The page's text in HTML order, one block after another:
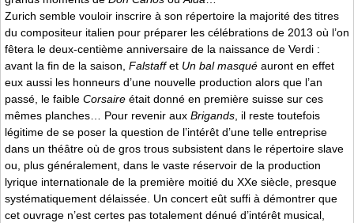
Zurich semble vouloir inscrire à son répertoire la majorité des titres
du compositeur italien pour préparer les célébrations de 2013 où l’on
fêtera le deux-centième anniversaire de la naissance de Verdi :
avant la fin de la saison, Falstaffet Un bal masqué auront en effet
eux aussi les honneurs d’une nouvelle production alors que l’an
passé, le faible Corsaire était donné en première suisse sur ces
mêmes planches… Pour revenir aux Brigands, il reste toutefois
légitime de se poser la question de l’intérêt d’une telle entreprise
dans un théâtre où de gros trous subsistent dans le répertoire slave
ou, plus généralement, dans le vaste réservoir de la production
lyrique internationale de la première moitié du XXe siècle, presque
systématiquement délaissée. Un concert eût suffi à démontrer que
cet ouvrage n’est certes pas totalement dénué d’intérêt musical,